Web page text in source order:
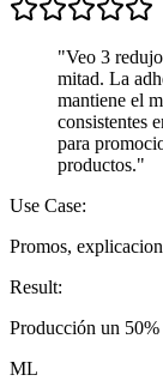
"Veo 3
mitad. La
mantiene el
consistentes
para
productos."
Use Case:
Promos,
Result:
Producción un 50%
ML